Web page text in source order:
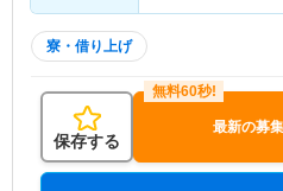
寮・借り上げ
保存する
最新の募